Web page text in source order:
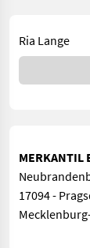
Ria Lange
17094 -